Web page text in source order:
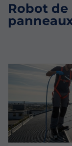
Robot